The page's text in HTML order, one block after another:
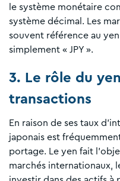
le système monétaire
système décimal. Les
souvent référence au
simplement « JPY ».
3. Le rôle du
transactions
En raison de ses taux
japonais est
portage. Le yen fait
marchés internationaux,